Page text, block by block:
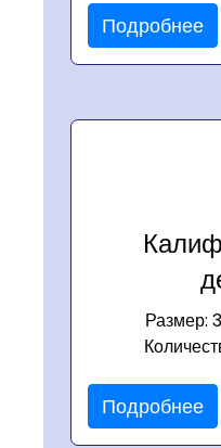
Подробнее
Размер:
Подробнее